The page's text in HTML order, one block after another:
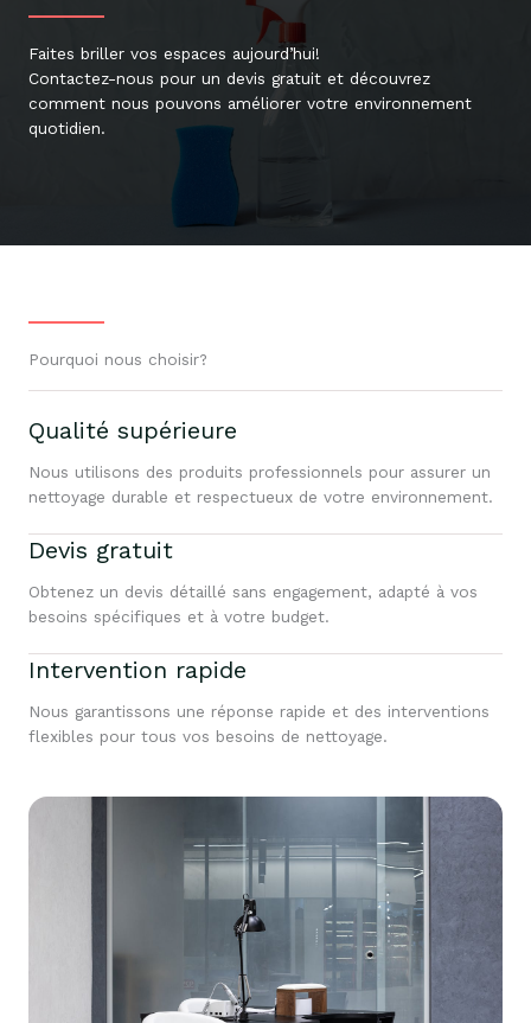
Faites briller vos espaces aujourd’hui!
Contactez-nous pour un devis gratuit et découvrez
comment nous pouvons améliorer votre environnement
quotidien.
Pourquoi nous choisir?
Qualité supérieure
Nous utilisons des produits professionnels pour assurer un
nettoyage durable et respectueux de votre environnement.
Devis gratuit
Obtenez un devis détaillé sans engagement, adapté à vos
besoins spécifiques et à votre budget.
Intervention rapide
Nous garantissons une réponse rapide et des interventions
flexibles pour tous vos besoins de nettoyage.